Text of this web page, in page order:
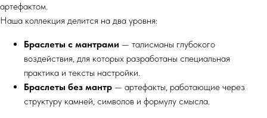
артефактом.
Наша коллекция делится на два уровня:
Браслеты с мантрами — талисманы глубокого
воздействия, для которых разработаны специальная
практика и тексты настройки.
Браслеты без мантр — артефакты, работающие через
структуру камней, символов и формулу смысла.